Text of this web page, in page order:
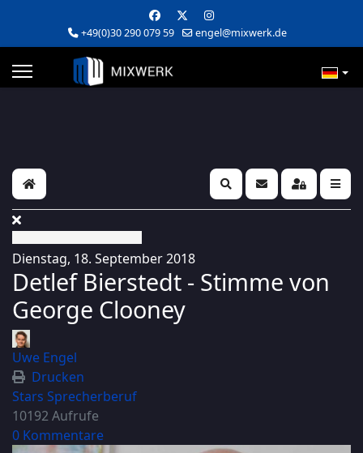
+49(0)30 290 079 59 engel@mixwerk.de
Home SearchUpdatesSign In
Dienstag, 18. September 2018
Detlef Bierstedt - Stimme von
George Clooney
Uwe Engel
Drucken
Stars Sprecherberuf
10192 Aufrufe
0 Kommentare